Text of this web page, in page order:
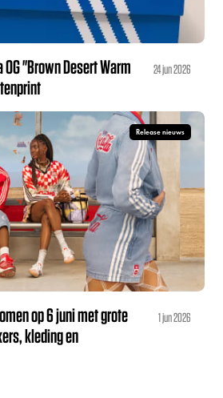
"Brown Desert Warm
24 jun 2026
Release nieuws
op 6 juni met grote
kleding en
1 jun 2026